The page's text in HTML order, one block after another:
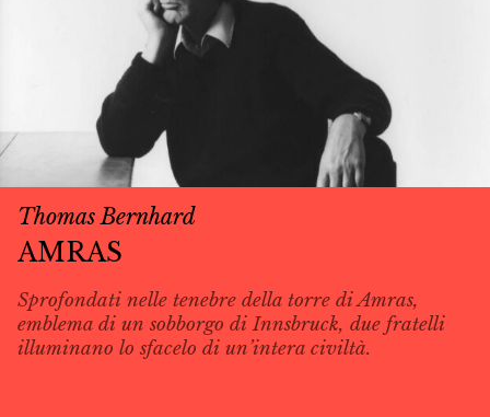
Thomas Bernhard
AMRAS
Sprofondati nelle tenebre della torre di Amras,
emblema di un sobborgo di Innsbruck, due fratelli
illuminano lo sfacelo di un’intera civiltà.